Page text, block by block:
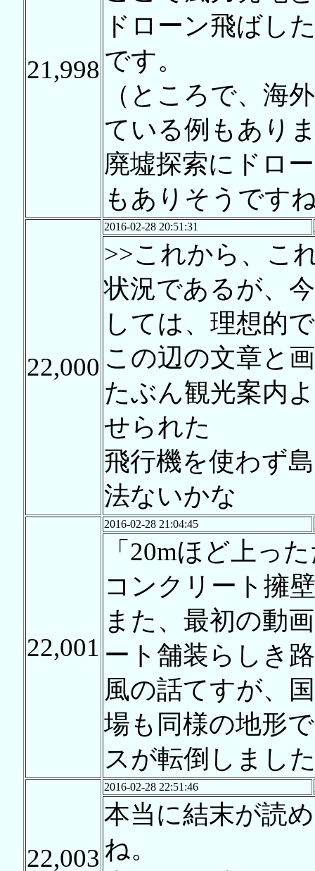
21,998
ドローン飛ばし
です。
（ところで、海
ている例もあり
廃墟探索にドロ
もありそうです
22,000
2016-02-28 20:51:31
>>これから、こ
状況であるが、
しては、理想的
この辺の文章と
たぶん観光案内
せられた
飛行機を使わず
法ないかな
22,001
2016-02-28 21:04:45
「20mほど上っ
コンクリート擁
また、最初の動
ート舗装らしき
風の話てすが、
場も同様の地形
スが転倒しまし
22,003
2016-02-28 22:51:46
本当に結末が読
ね。